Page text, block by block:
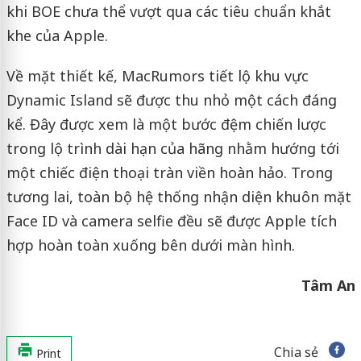
khi BOE chưa thể vượt qua các tiêu chuẩn khắt
khe của Apple.
Về mặt thiết kế, MacRumors tiết lộ khu vực
Dynamic Island sẽ được thu nhỏ một cách đáng
kể. Đây được xem là một bước đệm chiến lược
trong lộ trình dài hạn của hãng nhằm hướng tới
một chiếc điện thoại tràn viền hoàn hảo. Trong
tương lai, toàn bộ hệ thống nhận diện khuôn mặt
Face ID và camera selfie đều sẽ được Apple tích
hợp hoàn toàn xuống bên dưới màn hình.
Tâm An
Print Chia sẻ